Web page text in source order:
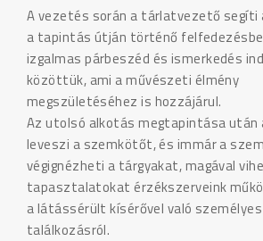
A vezetés során a tárlatvezető
a tapintás útján történő
izgalmas párbeszéd és ismerkedés
közöttük, ami a művészeti élmény
megszületéséhez is hozzájárul.
Az utolsó alkotás megtapintása után
leveszi a szemkötőt, és immár a
végignézheti a tárgyakat, magával
tapasztalatokat érzékszerveink
a látássérült kísérővel való személyes
találkozásról.